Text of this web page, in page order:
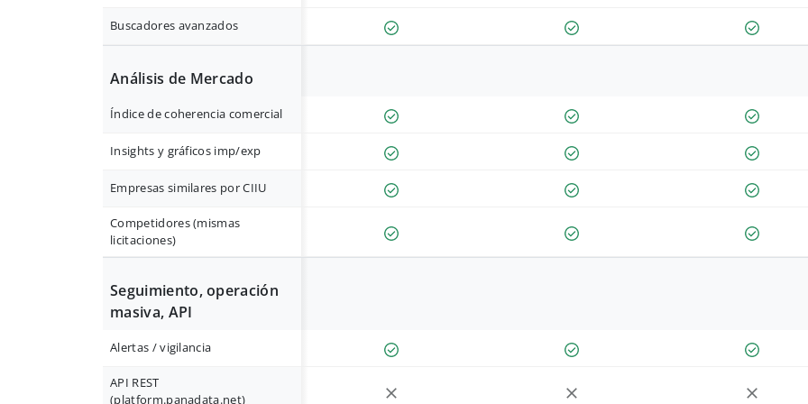
Buscadores avanzados
Análisis de Mercado
Índice de coherencia comercial
Insights y gráficos imp/exp
Empresas similares por CIIU
Competidores (mismas
licitaciones)
Seguimiento, operación
masiva, API
Alertas / vigilancia
API REST
(platform.panadata.net)